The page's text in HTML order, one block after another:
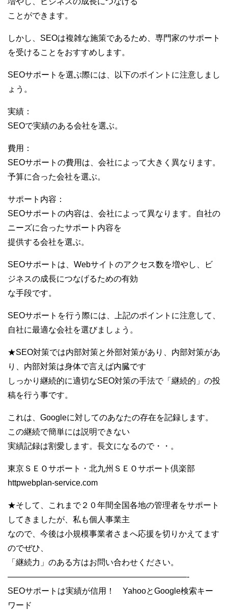
ことができます。
しかし、SEOは複雑な施策であるため、専門家のサポート
を受けることをおすすめします。
SEOサポートを選ぶ際には、以下のポイントに注意しまし
ょう。
実績：
SEOで実績のある会社を選ぶ。
費用：
SEOサポートの費用は、会社によって大きく異なります。
予算に合った会社を選ぶ。
サポート内容：
SEOサポートの内容は、会社によって異なります。自社の
ニーズに合ったサポート内容を
提供する会社を選ぶ。
SEOサポートは、Webサイトのアクセス数を増やし、ビ
ジネスの成長につなげるための有効
な手段です。
SEOサポートを行う際には、上記のポイントに注意して、
自社に最適な会社を選びましょう。
★SEO対策では内部対策と外部対策があり、内部対策があ
り、内部対策は身体で言えば内臓です
しっかり継続的に適切なSEO対策の手法で「継続的」の投
稿を行う事です。
これは、Googleに対してのあなたの存在を記録します。
この継続で簡単には説明できない
実績記録は割愛します。長文になるので・・。
東京ＳＥＯサポート・北九州ＳＥＯサポート倶楽部
httpwebplan-service.com
★そして、これまで２０年間全国各地の管理者をサポート
してきましたが、私も個人事業主
なので、今後は小規模事業者さまへ応援を切りかえてます
のでぜひ、
「継続力」のある方はお問い合わせください。
——————————————————————-
SEOサポートは実績が信用！ YahooとGoogle検索キー
ワード